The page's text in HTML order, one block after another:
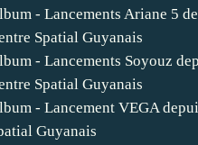
- Lancements Ariane 5
Spatial Guyanais
- Lancements Soyouz
Spatial Guyanais
- Lancement VEGA
Guyanais